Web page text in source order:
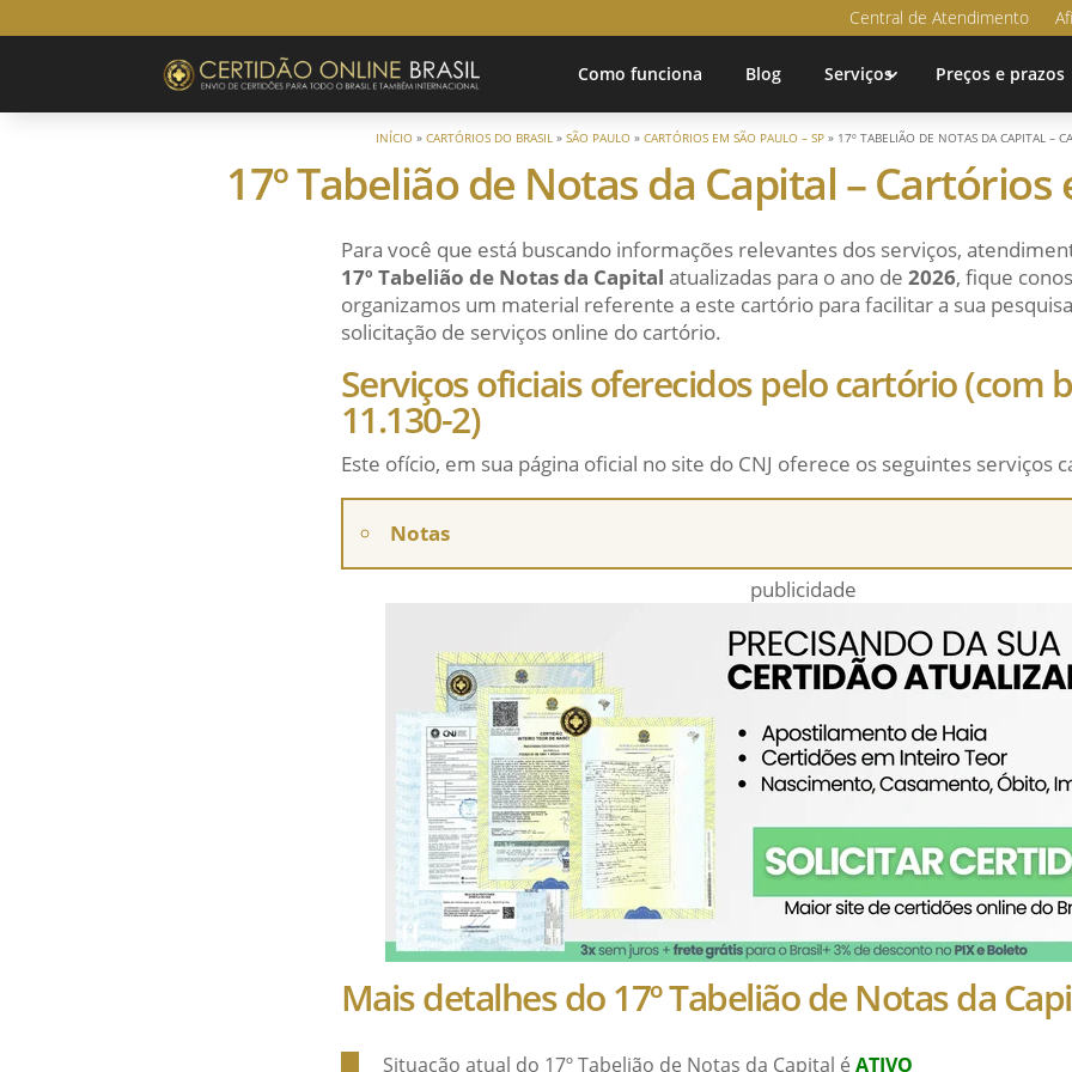
Central de Atendimento
Como funciona Blog Serviços Preços e prazos
INÍCIO »CARTÓRIOS DO BRASIL »SÃO PAULO »CARTÓRIOS EM SÃO PAULO – SP » 17º TABELIÃO DE NOTAS DA CAPITAL –
17º Tabelião de Notas da Capital – Cartórios
Para você que está buscando informações relevantes dos serviços,
17º Tabelião de Notas da Capital atualizadas para o ano de 2026, fique
organizamos um material referente a este cartório para facilitar a sua
solicitação de serviços online do cartório.
Serviços oficiais oferecidos pelo cartório (com
11.130-2)
Este ofício, em sua página oficial no site do CNJ oferece os seguintes serviços
Notas
publicidade
Mais detalhes do 17º Tabelião de Notas da
Situação atual do 17º Tabelião de Notas da Capital é ATIVO